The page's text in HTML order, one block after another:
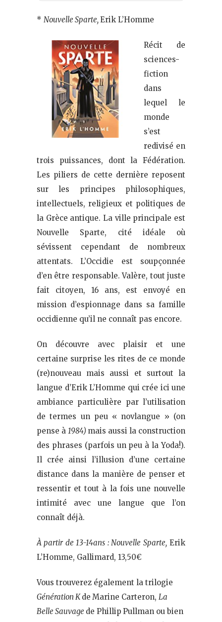
* Nouvelle Sparte,Erik L’Homme
Récit de
sciences-
fiction
dans
lequel le
monde
s’est
redivisé en
trois puissances, dont la Fédération.
Les piliers de cette dernière reposent
sur les principes philosophiques,
intellectuels, religieux et politiques de
la Grèce antique. La ville principale est
Nouvelle Sparte, cité idéale où
sévissent cependant de nombreux
attentats. L’Occidie est soupçonnée
d’en être responsable. Valère, tout juste
fait citoyen, 16 ans, est envoyé en
mission d’espionnage dans sa famille
occidienne qu’il ne connaît pas encore.
On découvre avec plaisir et une
certaine surprise les rites de ce monde
(re)nouveau mais aussi et surtout la
langue d’Erik L’Homme qui crée ici une
ambiance particulière par l’utilisation
de termes un peu « novlangue » (on
pense à 1984) mais aussi la construction
des phrases (parfois un peu à la Yoda!).
Il crée ainsi l’illusion d’une certaine
distance dans la manière de penser et
ressentir et tout à la fois une nouvelle
intimité avec une langue que l’on
connaît déjà.
À partir de 13-14ans : Nouvelle Sparte,Erik
L’Homme, Gallimard, 13,50€
Vous trouverez également la trilogie
Génération Kde Marine Carteron, La
Belle Sauvage de Phillip Pullman ou bien